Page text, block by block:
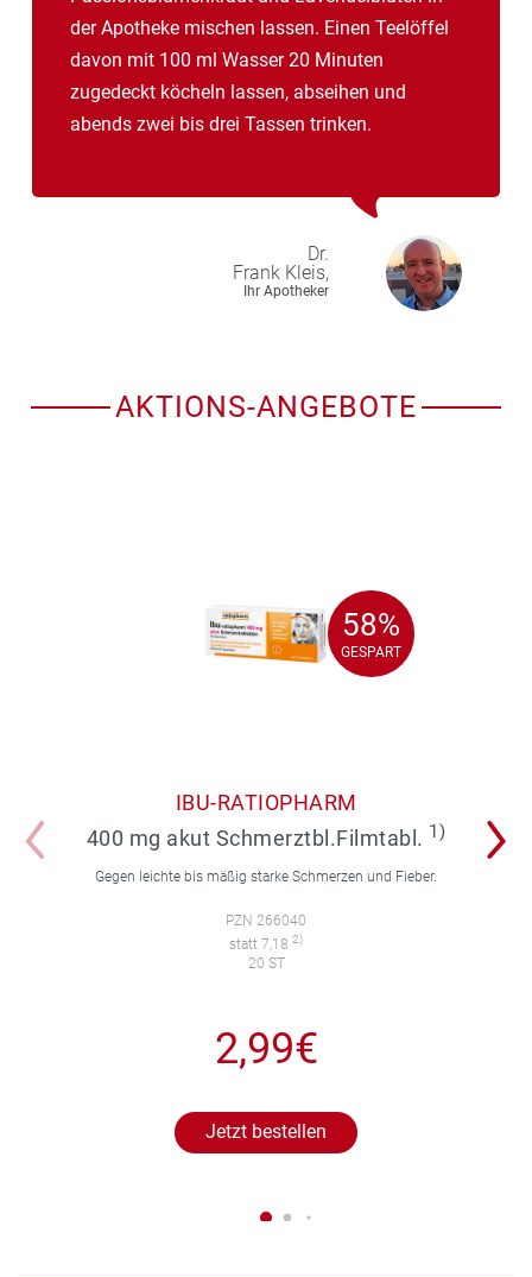
der Apotheke mischen lassen. Einen Teelöffel
davon mit 100 ml Wasser 20 Minuten
zugedeckt köcheln lassen, abseihen und
abends zwei bis drei Tassen trinken.
Dr.
Frank Kleis,
Ihr Apotheker
AKTIONS-ANGEBOTE
58%
GESPART
58%
GESPART
IBU-RATIOPHARM
400 mg akut Schmerztbl.Filmtabl. 1)
Gegen leichte bis mäßig starke Schmerzen und Fieber.
PZN 266040
statt 7,18 2)
20 ST
2,99€
Jetzt bestellen